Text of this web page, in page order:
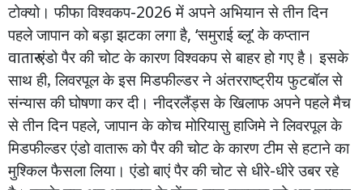
टोक्यो। फीफाविश्वकप-2026मेंअपनेअभियानसेतीनदिन
पहलेजापानकोबड़ाझटकालगाहै, ‘समुराईब्लू’केकप्तान
वातारुएंडोपैरकीचोटकेकारणविश्वकपसेबाहरहोगएहै। इसके
साथही, लिवरपूलकेइसमिडफील्डरनेअंतरराष्ट्रीयफुटबॉलसे
संन्यासकीघोषणाकरदी। नीदरलैंड्सकेखिलाफअपनेपहलेमैच
सेतीनदिनपहले,जापानकेकोचमोरियासुहाजिमेनेलिवरपूलके
मिडफील्डरएंडोवातारूकोपैरकीचोटकेकारणटीमसेहटानेका
मुश्किलफैसलालिया। एंडोबाएंपैरकीचोटसेधीरे-धीरेउबररहे